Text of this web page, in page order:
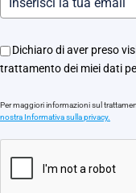
Dichiaro di aver preso
trattamento dei miei dati
Per maggiori informazioni sul
nostra Informativa sulla privacy.